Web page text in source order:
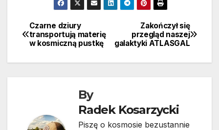
Nawigacja
wpisu
Zakończył się
przegląd naszej
galaktyki ATLASGAL
Czarne dziury
transportują materię
w kosmiczną pustkę
By
Radek Kosarzycki
Piszę o kosmosie bezustannie